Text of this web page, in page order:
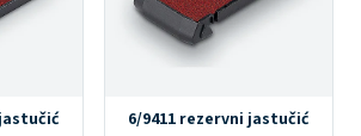
6/9411 rezervni jastučić